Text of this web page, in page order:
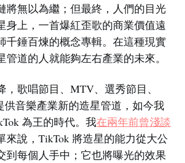
將無以為繼；但最終，人們的目光
身上，一首爆紅歪歌的商業價值遠
千錘百煉的概念專輯。在這種現實
管道的人就能夠左右產業的未來。
，歌唱節目、MTV、選秀節目、
供音樂產業新的造星管道，如今我
為王的時代。我在兩年前曾淺談
來說，TikTok 將造星的能力從大公
到每個人手中；它也將曝光的效果